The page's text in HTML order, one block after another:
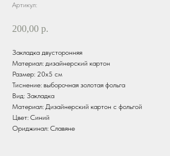
Артикул:
200,00 р.
Закладка двусторонняя
Материал: дизайнерский картон
Размер: 20х5 см
Тиснение: выборочная золотая фольга
Вид: Закладка
Материал: Дизайнерский картон с фольгой
Цвет: Синий
Ориджинал: Славяне